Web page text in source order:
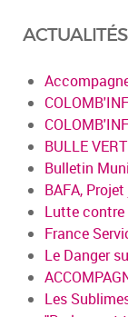
BULLE
Bulletin
BAFA,
Lutte contre
France
Le Danger
Les